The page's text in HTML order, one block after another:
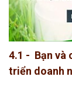
4.1 - Bạn và
triển doanh